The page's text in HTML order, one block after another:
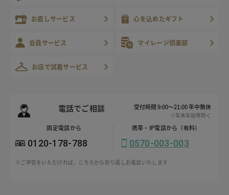
お直しサービス 心を込めたギフト
会員サービス マイレージ倶楽部
お店で試着サービス
電話でご相談 受付時間 9:00～21:00 年中無休
※年末年始等除く
固定電話から
0120-178-788
携帯・IP電話から（有料）
0570-003-003
※ご申告をいただければ、こちらから折り返しお電話いたします